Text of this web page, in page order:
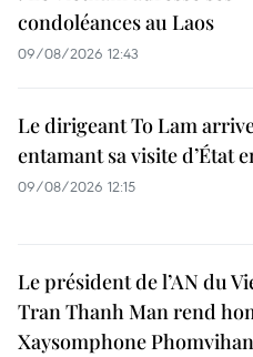
condoléances au Laos
09/08/2026 12:43
Le dirigeant To Lam
entamant sa visite d’État
09/08/2026 12:15
Le président de l’AN du
Tran Thanh Man rend
Xaysomphone